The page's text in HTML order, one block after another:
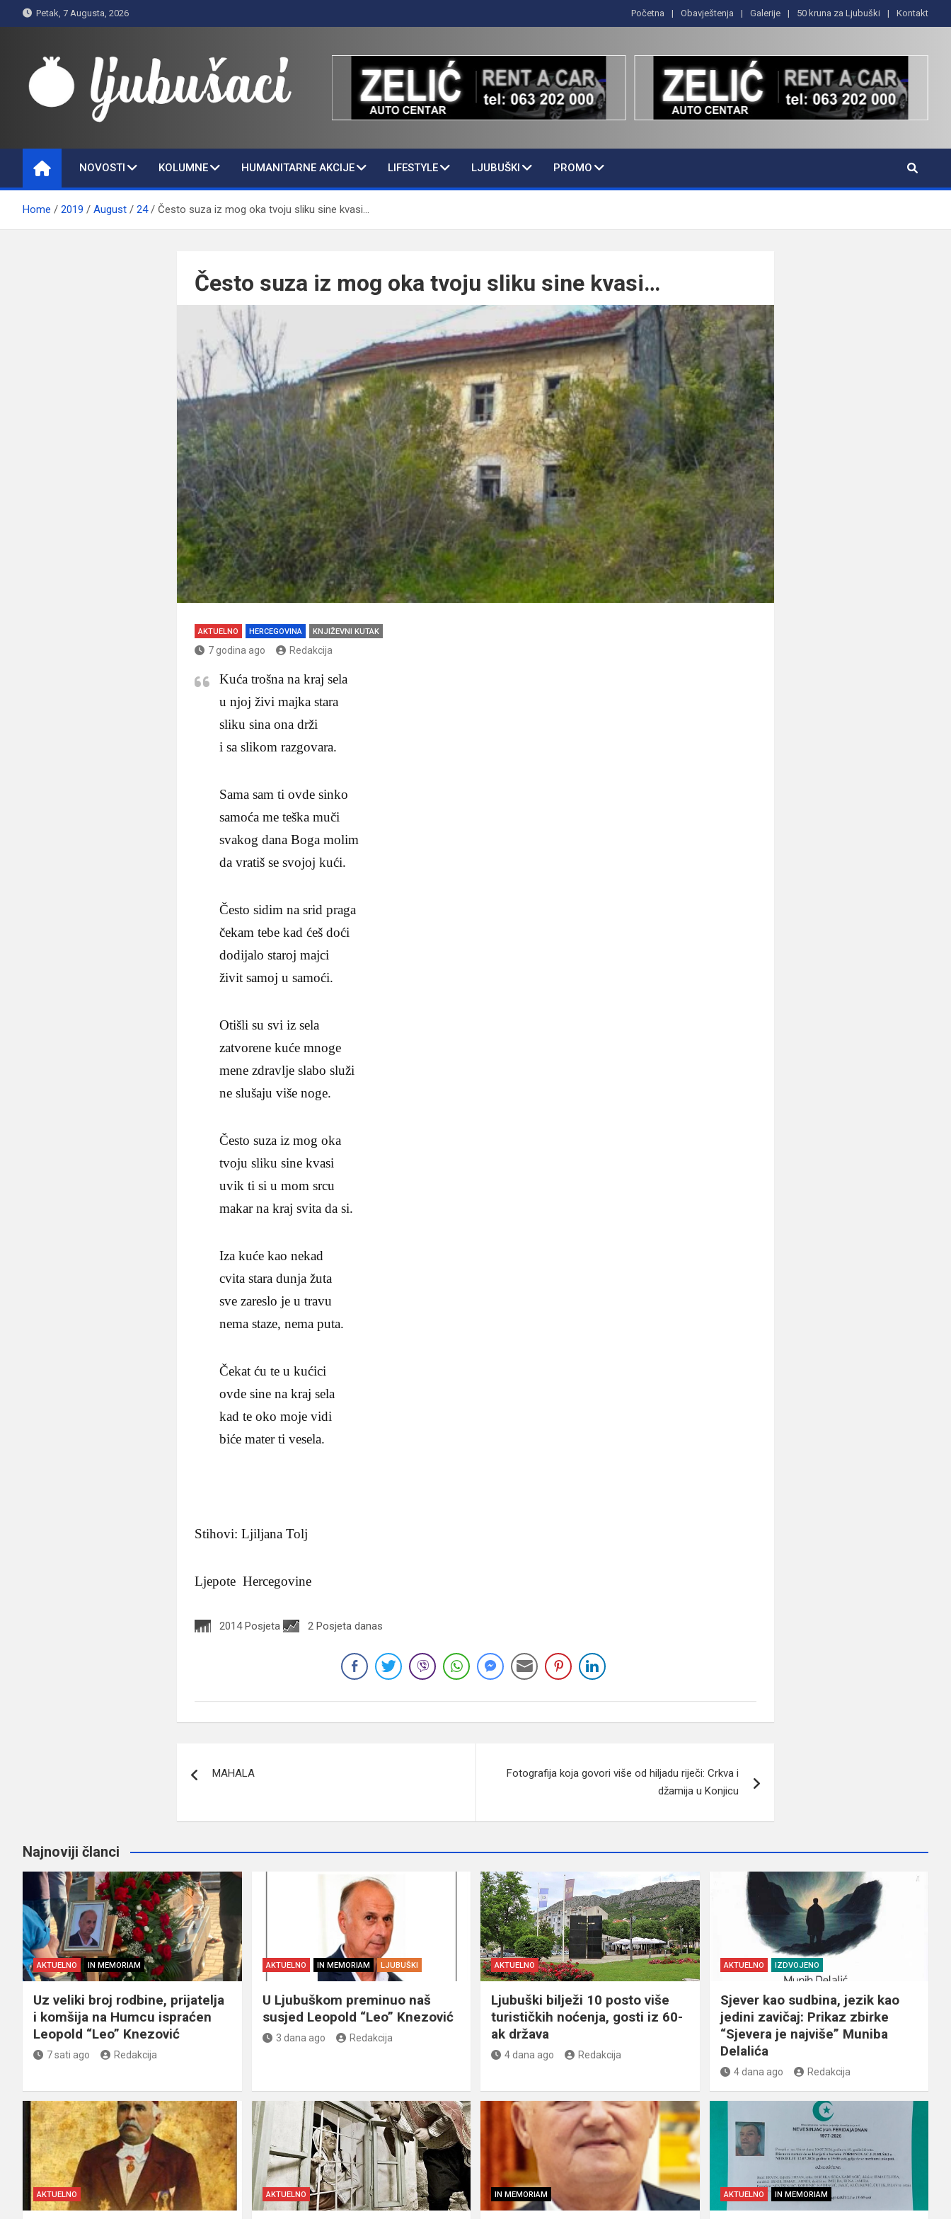
to
Petak, 7 Augusta, 2026 Početna Obavještenja Galerije 50 kruna za Ljubuški Kontakt
Ljubušaci
NOVOSTI KOLUMNE HUMANITARNE AKCIJE LIFESTYLE LJUBUŠKI PROMO
Home 2019 August 24 Često suza iz mog oka tvoju sliku sine kvasi…
Često suza iz mog oka tvoju sliku sine kvasi…
AKTUELNO HERCEGOVINA KNJIŽEVNI KUTAK
7 godina ago Redakcija
Kuća trošna na kraj sela
u njoj živi majka stara
sliku sina ona drži
i sa slikom razgovara.
Sama sam ti ovde sinko
samoća me teška muči
svakog dana Boga molim
da vratiš se svojoj kući.
Često sidim na srid praga
čekam tebe kad ćeš doći
dodijalo staroj majci
živit samoj u samoći.
Otišli su svi iz sela
zatvorene kuće mnoge
mene zdravlje slabo služi
ne slušaju više noge.
Često suza iz mog oka
tvoju sliku sine kvasi
uvik ti si u mom srcu
makar na kraj svita da si.
Iza kuće kao nekad
cvita stara dunja žuta
sve zareslo je u travu
nema staze, nema puta.
Čekat ću te u kućici
ovde sine na kraj sela
kad te oko moje vidi
biće mater ti vesela.
Stihovi: Ljiljana Tolj
Ljepote Hercegovine
2014 Posjeta 2 Posjeta danas
članaka
MAHALA
Fotografija koja govori više od hiljadu riječi: Crkva i
džamija u Konjicu
Najnoviji članci
AKTUELNO IN MEMORIAM
Uz veliki broj rodbine, prijatelja
i komšija na Humcu ispraćen
Leopold “Leo” Knezović
7 sati ago Redakcija
AKTUELNO IN MEMORIAM LJUBUŠKI
U Ljubuškom preminuo naš
susjed Leopold “Leo” Knezović
3 dana ago Redakcija
AKTUELNO
Ljubuški bilježi 10 posto više
turističkih noćenja, gosti iz 60-
ak država
4 dana ago Redakcija
AKTUELNO IZDVOJENO
Sjever kao sudbina, jezik kao
jedini zavičaj: Prikaz zbirke
“Sjevera je najviše” Muniba
Delalića
4 dana ago Redakcija
AKTUELNO AKTUELNO IN MEMORIAM AKTUELNO IN MEMORIAM